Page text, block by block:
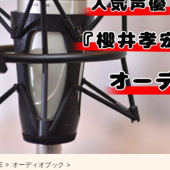
> オーディオブック >